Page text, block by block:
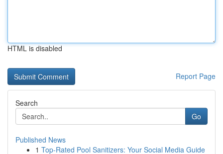
HTML is disabled
Report Page
Search
Go
Published News
1 Top-Rated Pool Sanitizers: Your Social Media Guide